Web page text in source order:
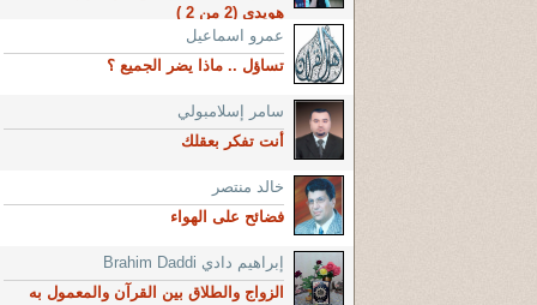
هويدي (2 من 2 )
عمرو اسماعيل
تساؤل .. ماذا يضر الجميع ؟
سامر إسلامبولي
أنت تفكر بعقلك
خالد منتصر
فضائح على الهواء
إبراهيم دادي Brahim Daddi
الزواج والطلاق بين القرآن والمعمول به